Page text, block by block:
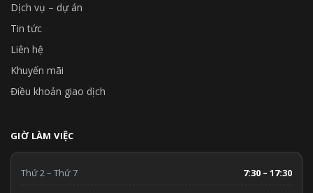
Dịch vụ – dự án
Tin tức
Liên hệ
Khuyến mãi
Điều khoản giao dịch
GIỜ LÀM VIỆC
Thứ 2 – Thứ 7
7:30 – 17:30